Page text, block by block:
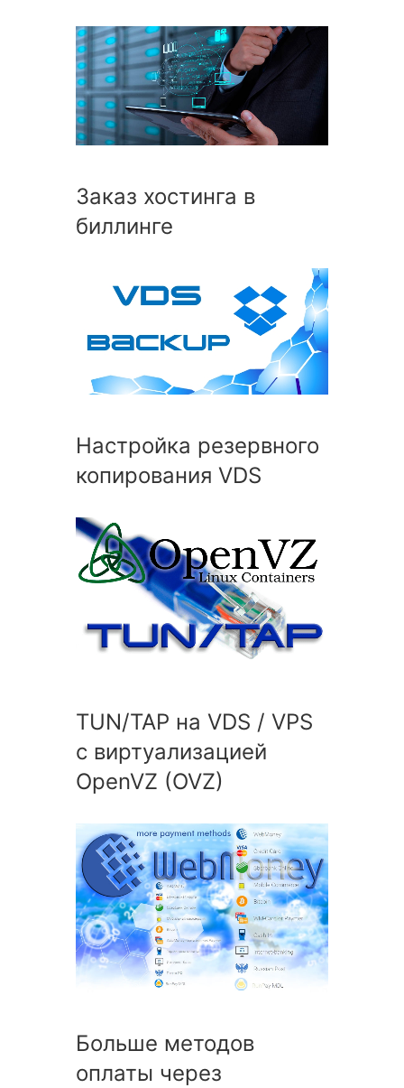
Заказ хостинга в
биллинге
Настройка резервного
копирования VDS
TUN/TAP на VDS / VPS
с виртуализацией
OpenVZ (OVZ)
Больше методов
оплаты через